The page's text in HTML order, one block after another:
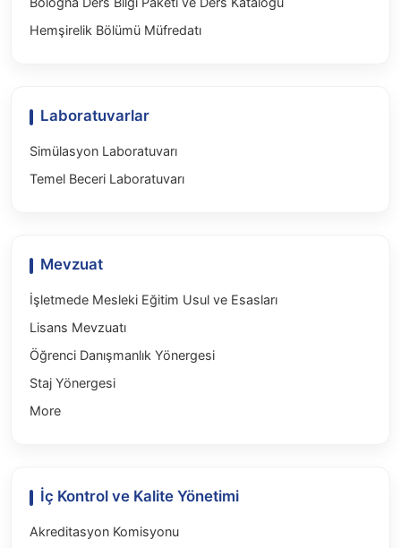
Hemşirelik Bölümü Müfredatı
Laboratuvarlar
Simülasyon Laboratuvarı
Temel Beceri Laboratuvarı
Mevzuat
İşletmede Mesleki Eğitim Usul ve Esasları
Lisans Mevzuatı
Öğrenci Danışmanlık Yönergesi
Staj Yönergesi
More
İç Kontrol ve Kalite Yönetimi
Akreditasyon Komisyonu